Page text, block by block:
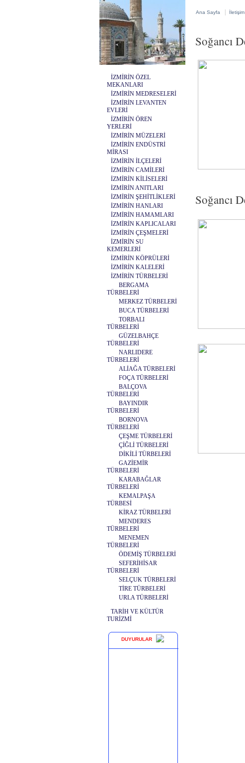
İZMİRİN ÖZEL
MEKANLARI
İZMİRİN MEDRESELERİ
İZMİRİN LEVANTEN
EVLERİ
İZMİRİN ÖREN
YERLERİ
İZMİRİN MÜZELERİ
İZMİRİN ENDÜSTRİ
MİRASI
İZMİRİN İLÇELERİ
İZMİRİN CAMİLERİ
İZMİRİN KİLİSELERİ
İZMİRİN ANITLARI
İZMİRİN ŞEHİTLİKLERİ
İZMİRİN HANLARI
İZMİRİN HAMAMLARI
İZMİRİN KAPLICALARI
İZMİRİN ÇEŞMELERİ
İZMİRİN SU
KEMERLERİ
İZMİRİN KÖPRÜLERİ
İZMİRİN KALELERİ
İZMİRİN TÜRBELERİ
BERGAMA
TÜRBELERİ
MERKEZ TÜRBELERİ
BUCA TÜRBELERİ
TORBALI
TÜRBELERİ
GÜZELBAHÇE
TÜRBELERİ
NARLIDERE
TÜRBELERİ
ALİAĞA TÜRBELERİ
FOÇA TÜRBELERİ
BALÇOVA
TÜRBELERİ
BAYINDIR
TÜRBELERİ
BORNOVA
TÜRBELERİ
ÇEŞME TÜRBELERİ
ÇİĞLİ TÜRBELERİ
DİKİLİ TÜRBELERİ
GAZİEMİR
TÜRBELERİ
KARABAĞLAR
TÜRBELERİ
KEMALPAŞA
TÜRBESİ
KİRAZ TÜRBELERİ
MENDERES
TÜRBELERİ
MENEMEN
TÜRBELERİ
ÖDEMİŞ TÜRBELERİ
SEFERİHİSAR
TÜRBELERİ
SELÇUK TÜRBELERİ
TİRE TÜRBELERİ
URLA TÜRBELERİ
TARİH VE KÜLTÜR
TURİZMİ
DUYURULAR
Ana Sayfa İletişim
Soğancı
Soğancı